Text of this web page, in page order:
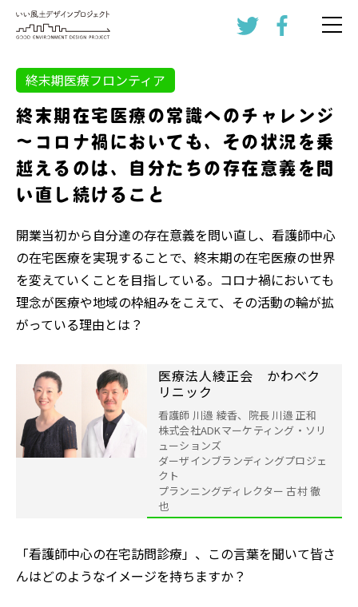
終末期医療フロンティア
終末期在宅医療の常識へのチャレンジ
～コロナ禍においても、その状況を乗
越えるのは、自分たちの存在意義を問
い直し続けること
開業当初から自分達の存在意義を問い直し、看護師中心
の在宅医療を実現することで、終末期の在宅医療の世界
を変えていくことを目指している。コロナ禍においても
理念が医療や地域の枠組みをこえて、その活動の輪が拡
がっている理由とは？
医療法人綾正会 かわべク
リニック
看護師 川邉 綾⾹、院⻑ 川邉 正和
株式会社ADKマーケティング・ソリ
ューションズ
ダーザインブランディングプロジェ
クト
プランニングディレクター 古村 徹
也
「看護師中心の在宅訪問診療」、この言葉を聞いて皆さ
んはどのようなイメージを持ちますか？